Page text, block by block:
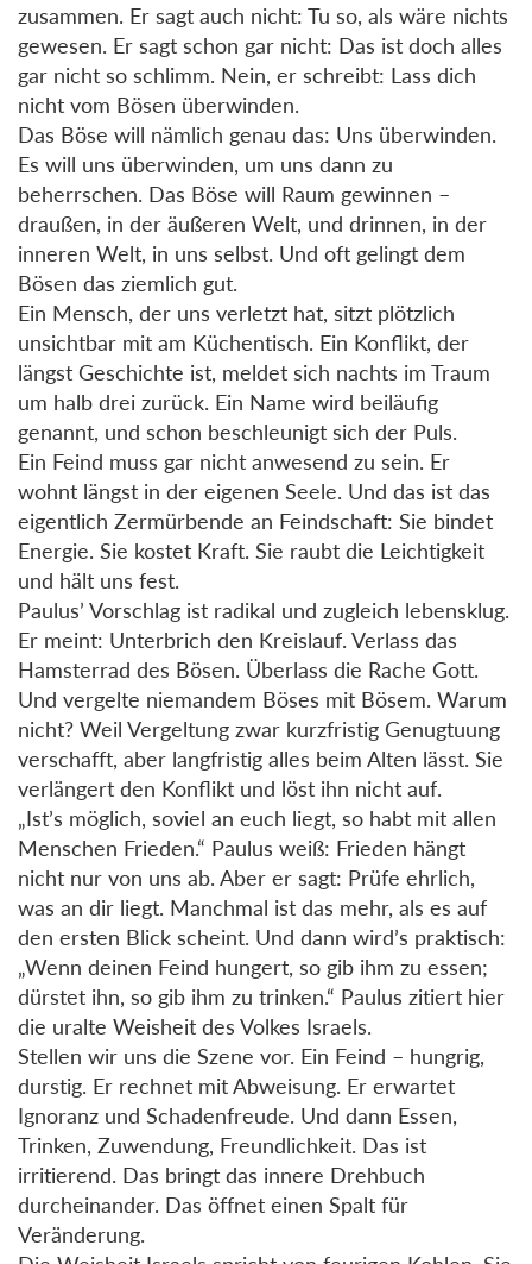
zusammen. Er sagt auch nicht: Tu so, als wäre nichts
gewesen. Er sagt schon gar nicht: Das ist doch alles
gar nicht so schlimm. Nein, er schreibt: Lass dich
nicht vom Bösen überwinden.
Das Böse will nämlich genau das: Uns überwinden.
Es will uns überwinden, um uns dann zu
beherrschen. Das Böse will Raum gewinnen –
draußen, in der äußeren Welt, und drinnen, in der
inneren Welt, in uns selbst. Und oft gelingt dem
Bösen das ziemlich gut.
Ein Mensch, der uns verletzt hat, sitzt plötzlich
unsichtbar mit am Küchentisch. Ein Konflikt, der
längst Geschichte ist, meldet sich nachts im Traum
um halb drei zurück. Ein Name wird beiläufig
genannt, und schon beschleunigt sich der Puls.
Ein Feind muss gar nicht anwesend zu sein. Er
wohnt längst in der eigenen Seele. Und das ist das
eigentlich Zermürbende an Feindschaft: Sie bindet
Energie. Sie kostet Kraft. Sie raubt die Leichtigkeit
und hält uns fest.
Paulus’ Vorschlag ist radikal und zugleich lebensklug.
Er meint: Unterbrich den Kreislauf. Verlass das
Hamsterrad des Bösen. Überlass die Rache Gott.
Und vergelte niemandem Böses mit Bösem. Warum
nicht? Weil Vergeltung zwar kurzfristig Genugtuung
verschafft, aber langfristig alles beim Alten lässt. Sie
verlängert den Konflikt und löst ihn nicht auf.
„Ist’s möglich, soviel an euch liegt, so habt mit allen
Menschen Frieden.“ Paulus weiß: Frieden hängt
nicht nur von uns ab. Aber er sagt: Prüfe ehrlich,
was an dir liegt. Manchmal ist das mehr, als es auf
den ersten Blick scheint. Und dann wird’s praktisch:
„Wenn deinen Feind hungert, so gib ihm zu essen;
dürstet ihn, so gib ihm zu trinken.“ Paulus zitiert hier
die uralte Weisheit des Volkes Israels.
Stellen wir uns die Szene vor. Ein Feind – hungrig,
durstig. Er rechnet mit Abweisung. Er erwartet
Ignoranz und Schadenfreude. Und dann Essen,
Trinken, Zuwendung, Freundlichkeit. Das ist
irritierend. Das bringt das innere Drehbuch
durcheinander. Das öffnet einen Spalt für
Veränderung.